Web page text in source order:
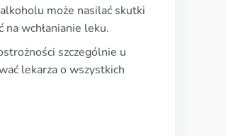
może nasilać skutki
wchłanianie leku.
szczególnie u
lekarza o wszystkich